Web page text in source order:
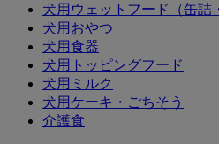
犬用ウェットフード（缶詰
犬用おやつ
犬用食器
犬用トッピングフード
犬用ミルク
犬用ケーキ・ごちそう
介護食